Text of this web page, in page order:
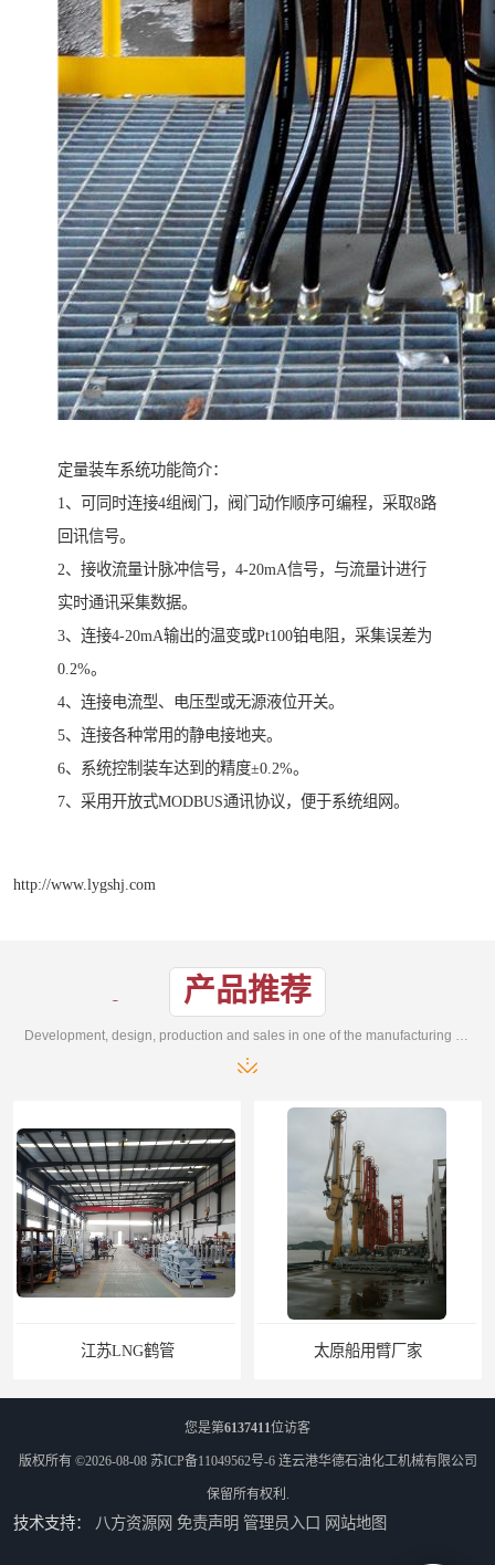
定量装车系统功能简介：
1、可同时连接4组阀门，阀门动作顺序可编程，采取8路
回讯信号。
2、接收流量计脉冲信号，4-20mA信号，与流量计进行
实时通讯采集数据。
3、连接4-20mA输出的温变或Pt100铂电阻，采集误差为
0.2%。
4、连接电流型、电压型或无源液位开关。
5、连接各种常用的静电接地夹。
6、系统控制装车达到的精度±0.2%。
7、采用开放式MODBUS通讯协议，便于系统组网。
http://www.lygshj.com
产品推荐
太原船用臂厂家 舟山船用臂厂家
您是第6137411位访客
版权所有 ©2026-08-08 苏ICP备11049562号-6 连云港华德石油化工机械有限公司
保留所有权利.
技术支持： 八方资源网 免责声明 管理员入口 网站地图